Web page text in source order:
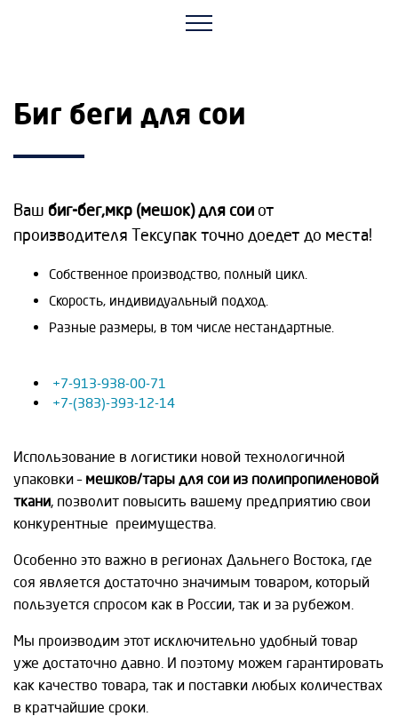
Биг беги для сои
Ваш биг-бег,мкр (мешок) для соиот
производителя Тексупак точно доедет до места!
Собственное производство, полный цикл.
Скорость, индивидуальный подход.
Разные размеры, в том числе нестандартные.
+7-913-938-00-71
+7-(383)-393-12-14
Использование в логистики новой технологичной
упаковки – мешков/тары для сои из полипропиленовой
ткани, позволит повысить вашему предприятию свои
конкурентные преимущества.
Особенно это важно в регионах Дальнего Востока, где
соя является достаточно значимым товаром, который
пользуется спросом как в России, так и за рубежом.
Мы производим этот исключительно удобный товар
уже достаточно давно. И поэтому можем гарантировать
как качество товара, так и поставки любых количествах
в кратчайшие сроки.